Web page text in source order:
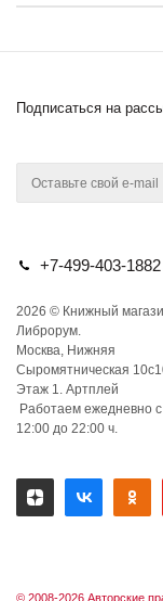
Подписаться на
+7-499-403-1882
2026 © Книжный
Либрорум.
Москва, Нижняя
Сыромятническая
Этаж 1. Артплей
Работаем ежедневно с
12:00 до 22:00 ч.
© 2008-2026 Авторские